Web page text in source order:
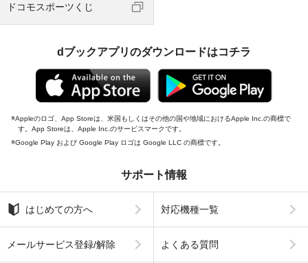
ドコモスポーツくじ
dブックアプリのダウンロードはコチラ
Appleのロゴ、App Storeは、米国もしくはその他の国や地域におけるApple Inc.の商標で
す。App Storeは、Apple Inc.のサービスマークです。
Google Play および Google Play ロゴは Google LLC の商標です。
サポート情報
はじめての方へ 対応機種一覧
メールサービス登録/解除 よくある質問